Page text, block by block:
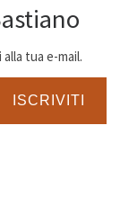
tua e-mail.
ISCRIVITI